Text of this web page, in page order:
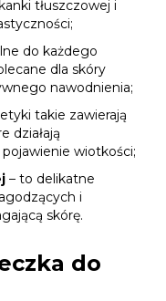
tłuszczowej i
do każdego
dla skóry
nawodnienia;
takie zawierają
działają
wiotkości;
– to delikatne
i
skórę.
do